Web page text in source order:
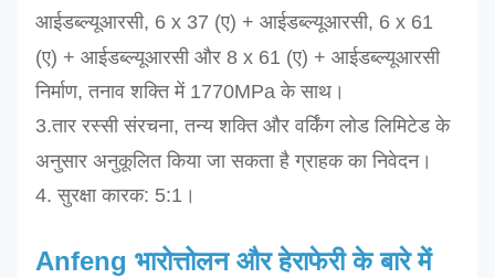
आईडब्ल्यूआरसी, 6 x 37 (ए) + आईडब्ल्यूआरसी, 6 x 61
(ए) + आईडब्ल्यूआरसी और 8 x 61 (ए) + आईडब्ल्यूआरसी
निर्माण, तनाव शक्ति में 1770MPa के साथ।
3.तार रस्सी संरचना, तन्य शक्ति और वर्किंग लोड लिमिटेडके
अनुसार अनुकूलित किया जा सकता है ग्राहक कानिवेदन।
4. सुरक्षा कारक: 5:1।
Anfeng भारोत्तोलन और हेराफेरी के बारे में